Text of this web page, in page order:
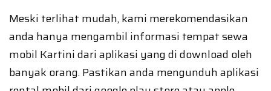
Meski terlihat mudah, kami merekomendasikan
anda hanya mengambil informasi tempat sewa
mobil Kartini dari aplikasi yang di download oleh
banyak orang. Pastikan anda mengunduh aplikasi